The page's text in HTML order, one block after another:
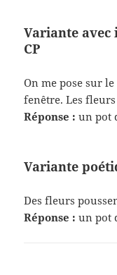
Variante
CP
On me pose sur
fenêtre. Les
Réponse : un pot
Variante
Des fleurs
Réponse : un pot